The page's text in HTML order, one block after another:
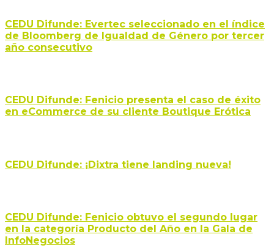
CEDU Difunde: Evertec seleccionado en el índice
de Bloomberg de Igualdad de Género por tercer
año consecutivo
CEDU Difunde: Fenicio presenta el caso de éxito
en eCommerce de su cliente Boutique Erótica
CEDU Difunde: ¡Dixtra tiene landing nueva!
CEDU Difunde: Fenicio obtuvo el segundo lugar
en la categoría Producto del Año en la Gala de
InfoNegocios